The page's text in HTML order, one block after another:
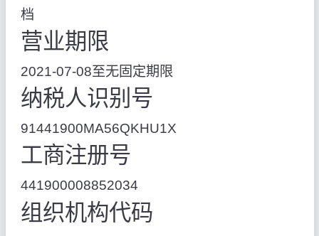
档
营业期限
2021-07-08至无固定期限
纳税人识别号
91441900MA56QKHU1X
工商注册号
441900008852034
组织机构代码